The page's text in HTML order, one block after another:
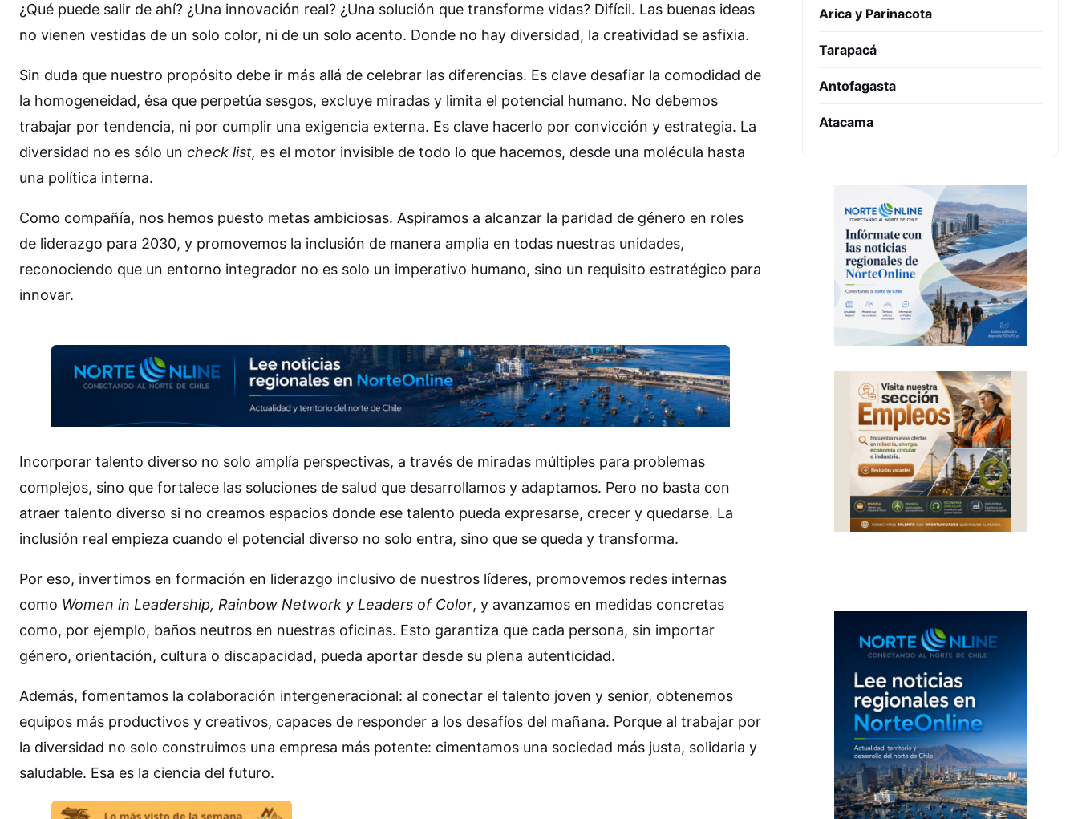
¿Qué puede salir de ahí? ¿Una innovación real? ¿Una solución que transforme vidas? Difícil. Las buenas ideas
no vienen vestidas de un solo color, ni de un solo acento. Donde no hay diversidad, la creatividad se asfixia.
Sin duda que nuestro propósito debe ir más allá de celebrar las diferencias. Es clave desafiar la comodidad de
la homogeneidad, ésa que perpetúa sesgos, excluye miradas y limita el potencial humano. No debemos
trabajar por tendencia, ni por cumplir una exigencia externa. Es clave hacerlo por convicción y estrategia. La
diversidad no es sólo un check list, es el motor invisible de todo lo que hacemos, desde una molécula hasta
una política interna.
Como compañía, nos hemos puesto metas ambiciosas. Aspiramos a alcanzar la paridad de género en roles
de liderazgo para 2030, y promovemos la inclusión de manera amplia en todas nuestras unidades,
reconociendo que un entorno integrador no es solo un imperativo humano, sino un requisito estratégico para
innovar.
Incorporar talento diverso no solo amplía perspectivas, a través de miradas múltiples para problemas
complejos, sino que fortalece las soluciones de salud que desarrollamos y adaptamos. Pero no basta con
atraer talento diverso si no creamos espacios donde ese talento pueda expresarse, crecer y quedarse. La
inclusión real empieza cuando el potencial diverso no solo entra, sino que se queda y transforma.
Por eso, invertimos en formación en liderazgo inclusivo de nuestros líderes, promovemos redes internas
como Women in Leadership, Rainbow Network y Leaders of Color, y avanzamos en medidas concretas
como, por ejemplo, baños neutros en nuestras oficinas. Esto garantiza que cada persona, sin importar
género, orientación, cultura o discapacidad, pueda aportar desde su plena autenticidad.
Además, fomentamos la colaboración intergeneracional: al conectar el talento joven y senior, obtenemos
equipos más productivos y creativos, capaces de responder a los desafíos del mañana. Porque al trabajar por
la diversidad no solo construimos una empresa más potente: cimentamos una sociedad más justa, solidaria y
saludable. Esa es la ciencia del futuro.
Arica y Parinacota
Tarapacá
Antofagasta
Atacama